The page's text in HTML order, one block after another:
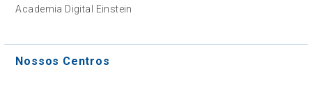
Academia Digital Einstein
Nossos Centros